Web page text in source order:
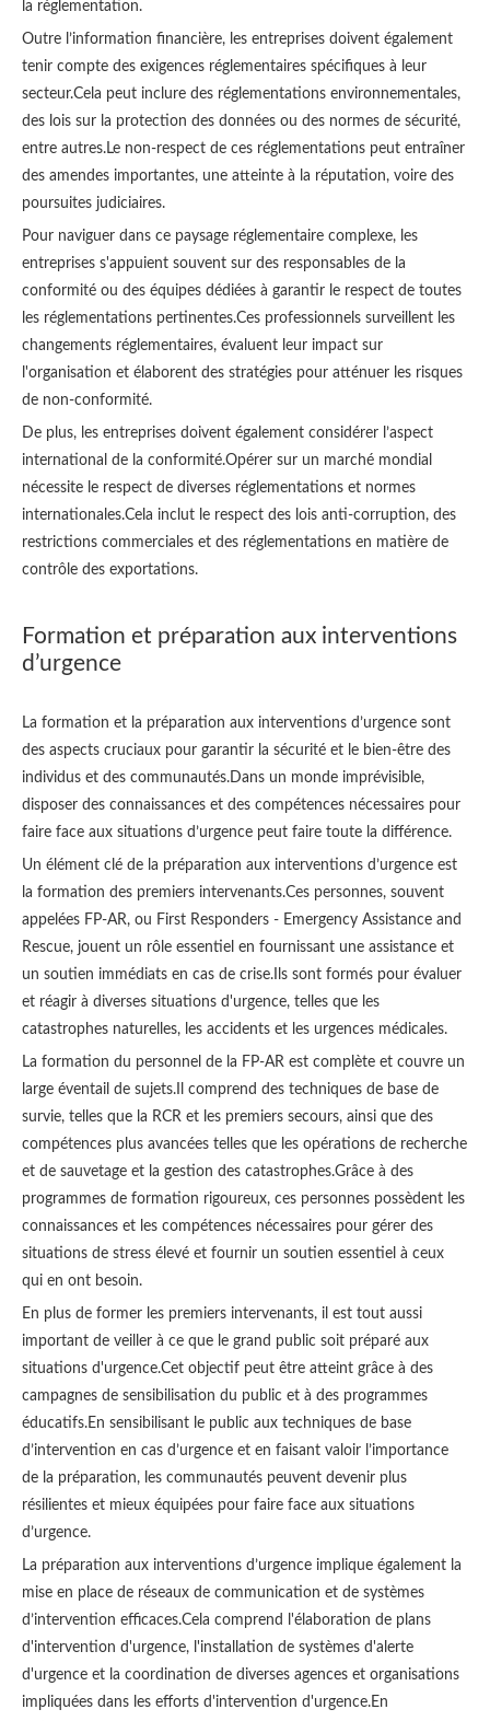
la réglementation.
Outre l’information financière, les entreprises doivent également
tenir compte des exigences réglementaires spécifiques à leur
secteur.Cela peut inclure des réglementations environnementales,
des lois sur la protection des données ou des normes de sécurité,
entre autres.Le non-respect de ces réglementations peut entraîner
des amendes importantes, une atteinte à la réputation, voire des
poursuites judiciaires.
Pour naviguer dans ce paysage réglementaire complexe, les
entreprises s'appuient souvent sur des responsables de la
conformité ou des équipes dédiées à garantir le respect de toutes
les réglementations pertinentes.Ces professionnels surveillent les
changements réglementaires, évaluent leur impact sur
l'organisation et élaborent des stratégies pour atténuer les risques
de non-conformité.
De plus, les entreprises doivent également considérer l’aspect
international de la conformité.Opérer sur un marché mondial
nécessite le respect de diverses réglementations et normes
internationales.Cela inclut le respect des lois anti-corruption, des
restrictions commerciales et des réglementations en matière de
contrôle des exportations.
Formation et préparation aux interventions
d’urgence
La formation et la préparation aux interventions d’urgence sont
des aspects cruciaux pour garantir la sécurité et le bien-être des
individus et des communautés.Dans un monde imprévisible,
disposer des connaissances et des compétences nécessaires pour
faire face aux situations d’urgence peut faire toute la différence.
Un élément clé de la préparation aux interventions d’urgence est
la formation des premiers intervenants.Ces personnes, souvent
appelées FP-AR, ou First Responders - Emergency Assistance and
Rescue, jouent un rôle essentiel en fournissant une assistance et
un soutien immédiats en cas de crise.Ils sont formés pour évaluer
et réagir à diverses situations d'urgence, telles que les
catastrophes naturelles, les accidents et les urgences médicales.
La formation du personnel de la FP-AR est complète et couvre un
large éventail de sujets.Il comprend des techniques de base de
survie, telles que la RCR et les premiers secours, ainsi que des
compétences plus avancées telles que les opérations de recherche
et de sauvetage et la gestion des catastrophes.Grâce à des
programmes de formation rigoureux, ces personnes possèdent les
connaissances et les compétences nécessaires pour gérer des
situations de stress élevé et fournir un soutien essentiel à ceux
qui en ont besoin.
En plus de former les premiers intervenants, il est tout aussi
important de veiller à ce que le grand public soit préparé aux
situations d'urgence.Cet objectif peut être atteint grâce à des
campagnes de sensibilisation du public et à des programmes
éducatifs.En sensibilisant le public aux techniques de base
d’intervention en cas d’urgence et en faisant valoir l’importance
de la préparation, les communautés peuvent devenir plus
résilientes et mieux équipées pour faire face aux situations
d’urgence.
La préparation aux interventions d’urgence implique également la
mise en place de réseaux de communication et de systèmes
d’intervention efficaces.Cela comprend l'élaboration de plans
d'intervention d'urgence, l'installation de systèmes d'alerte
d'urgence et la coordination de diverses agences et organisations
impliquées dans les efforts d'intervention d'urgence.En